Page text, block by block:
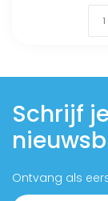
Schrijf
Ontvang als